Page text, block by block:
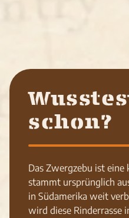
schon?
Das Zwergzebu ist eine
stammt ursprünglich
in Südamerika weit
wird diese Rinderrasse